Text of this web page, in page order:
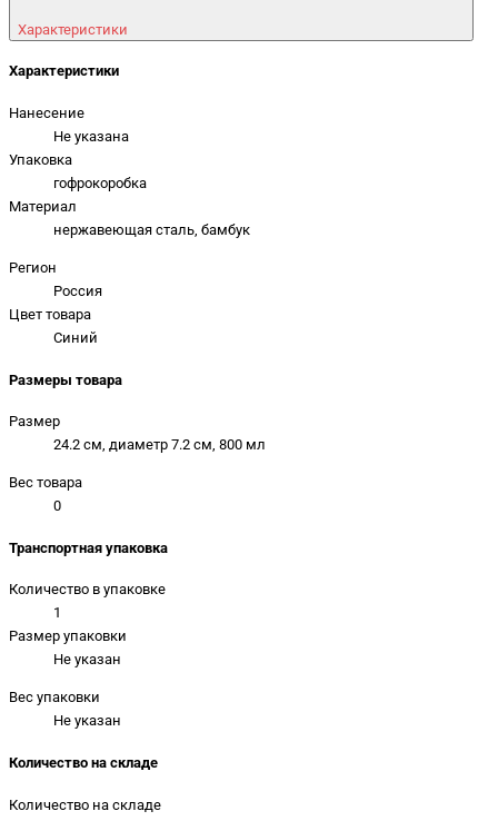
Характеристики
Характеристики
Нанесение
Не указана
Упаковка
гофрокоробка
Материал
нержавеющая сталь, бамбук
Регион
Россия
Цвет товара
Синий
Размеры товара
Размер
24.2 см, диаметр 7.2 см, 800 мл
Вес товара
0
Транспортная упаковка
Количество в упаковке
1
Размер упаковки
Не указан
Вес упаковки
Не указан
Количество на складе
Количество на складе